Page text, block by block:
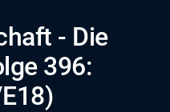
- Die
396: